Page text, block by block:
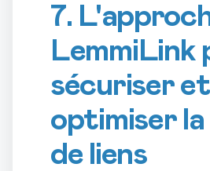
7.
LemmiLink
sécuriser et
optimiser
de liens